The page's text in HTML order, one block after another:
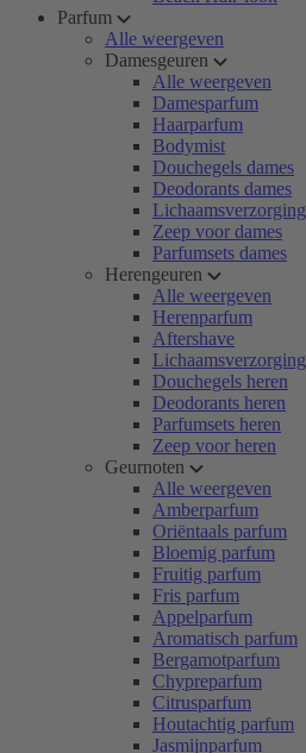
Parfum
Alle weergeven
Damesgeuren
Alle weergeven
Damesparfum
Haarparfum
Bodymist
Douchegels dames
Deodorants dames
Lichaamsverzorging
Zeep voor dames
Parfumsets dames
Herengeuren
Alle weergeven
Herenparfum
Aftershave
Lichaamsverzorging
Douchegels heren
Deodorants heren
Parfumsets heren
Zeep voor heren
Geurnoten
Alle weergeven
Amberparfum
Oriëntaals parfum
Bloemig parfum
Fruitig parfum
Fris parfum
Appelparfum
Aromatisch parfum
Bergamotparfum
Chypreparfum
Citrusparfum
Houtachtig parfum
Jasmijnparfum